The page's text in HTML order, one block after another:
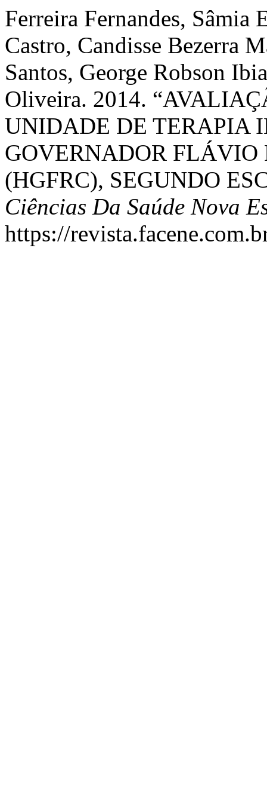
Ferreira Fernandes, Sâmia
Castro, Candisse Bezerra
Santos, George Robson
Oliveira. 2014.
UNIDADE DE TERAPIA
GOVERNADOR FLÁVIO
(HGFRC), SEGUNDO
Ciências Da Saúde Nova
https://